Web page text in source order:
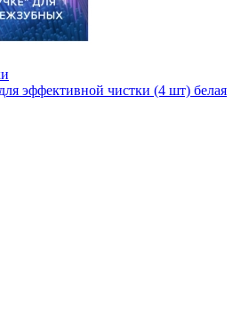
эффективной чистки (4 шт) белая